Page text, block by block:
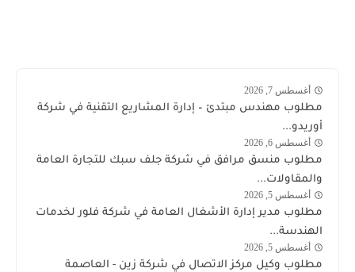
وظائف
أغسطس 7, 2026
مطلوب مهندس مبتدئ – إدارة المشاريع التقنية في شركة
أوريدو...
وظائف
أغسطس 6, 2026
مطلوب منسق مرافق في شركة جلف سبك للتجارة العامة
والمقاولات...
وظائف
أغسطس 5, 2026
مطلوب مدير إدارة الأشغال العامة في شركة فلور لخدمات
الهندسة...
توظيف
أغسطس 5, 2026
مطلوب وكيل مركز الاتصال في شركة زين - العاصمة